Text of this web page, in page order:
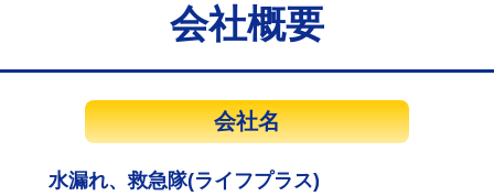
会社概要
会社名
水漏れ、救急隊(ライフプラス)